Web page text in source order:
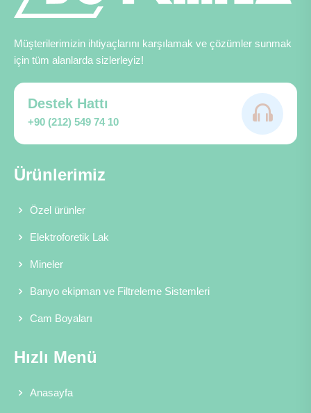
Müşterilerimizin ihtiyaçlarını karşılamak ve çözümler sunmak
için tüm alanlarda sizlerleyiz!
Destek Hattı
+90 (212) 549 74 10
Ürünlerimiz
Özel ürünler
Elektroforetik Lak
Mineler
Banyo ekipman ve Filtreleme Sistemleri
Cam Boyaları
Hızlı Menü
Anasayfa